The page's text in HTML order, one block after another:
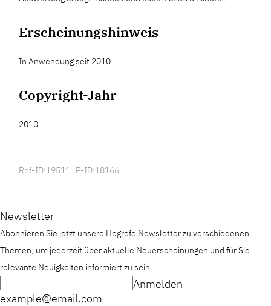
Erscheinungshinweis
In Anwendung seit 2010.
Copyright-Jahr
2010
Ref-ID:19511 P-ID:18166
Newsletter
Abonnieren Sie jetzt unsere Hogrefe Newsletter zu verschiedenen
Themen, um jederzeit über aktuelle Neuerscheinungen und für Sie
relevante Neuigkeiten informiert zu sein.
example@email.com
Anmelden